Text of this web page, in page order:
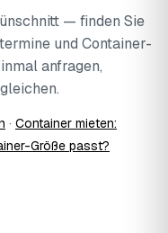
— finden Sie
und Container-
anfragen,
· Container mieten:
Größe passt?